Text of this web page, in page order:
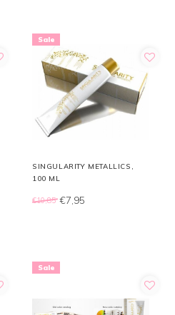
Sale
SINGULARITY METALLICS,
100 ML
€10,85 €7,95
Sale